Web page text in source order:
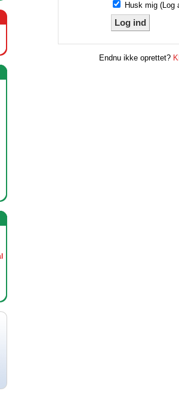
Husk mig (Log
Log ind
Endnu ikke oprettet?